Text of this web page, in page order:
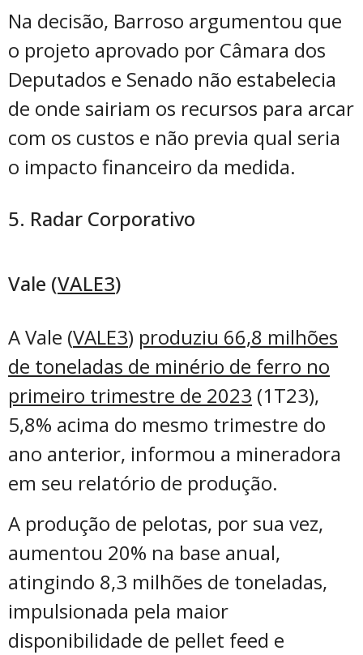
Na decisão, Barroso argumentou que
o projeto aprovado por Câmara dos
Deputados e Senado não estabelecia
de onde sairiam os recursos para arcar
com os custos e não previa qual seria
o impacto financeiro da medida.
5. Radar Corporativo
Vale (VALE3)
A Vale (VALE3) produziu 66,8 milhões
de toneladas de minério de ferro no
primeiro trimestre de 2023 (1T23),
5,8% acima do mesmo trimestre do
ano anterior, informou a mineradora
em seu relatório de produção.
A produção de pelotas, por sua vez,
aumentou 20% na base anual,
atingindo 8,3 milhões de toneladas,
impulsionada pela maior
disponibilidade de pellet feed e